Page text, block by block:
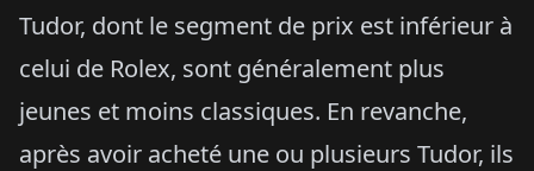
Tudor, dont le segment de prix est inférieur à
celui de Rolex, sont généralement plus
jeunes et moins classiques. En revanche,
après avoir acheté une ou plusieurs Tudor, ils